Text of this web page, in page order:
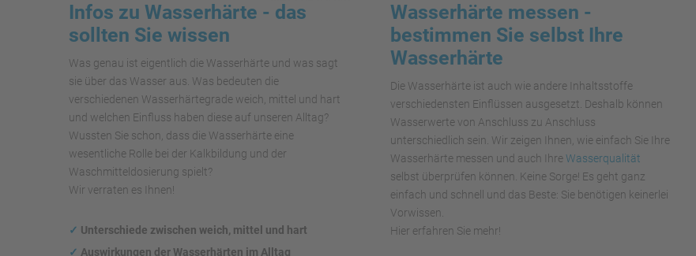
Infos zu Wasserhärte - das
sollten Sie wissen
Was genau ist eigentlich die Wasserhärte und was sagt
sie über das Wasser aus. Was bedeuten die
verschiedenen Wasserhärtegrade weich, mittel und hart
und welchen Einfluss haben diese auf unseren Alltag?
Wussten Sie schon, dass die Wasserhärte eine
wesentliche Rolle bei der Kalkbildung und der
Waschmitteldosierung spielt?
Wir verraten es Ihnen!
✓ Unterschiede zwischen weich, mittel und hart
✓ Auswirkungen der Wasserhärten im Alltag
Wasserhärte messen -
bestimmen Sie selbst Ihre
Wasserhärte
Die Wasserhärte ist auch wie andere Inhaltsstoffe
verschiedensten Einflüssen ausgesetzt. Deshalb können
Wasserwerte von Anschluss zu Anschluss
unterschiedlich sein. Wir zeigen Ihnen, wie einfach Sie Ihre
Wasserhärte messen und auch IhreWasserqualität
selbst überprüfen können. Keine Sorge! Es geht ganz
einfach und schnell und das Beste: Sie benötigen keinerlei
Vorwissen.
Hier erfahren Sie mehr!